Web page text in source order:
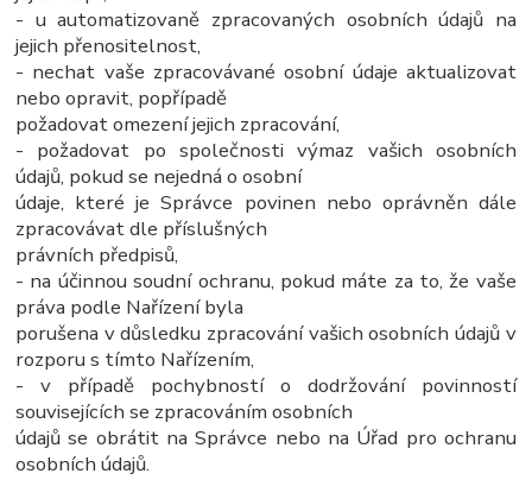
- u automatizovaně zpracovaných osobních údajů na
jejich přenositelnost,
- nechat vaše zpracovávané osobní údaje aktualizovat
nebo opravit, popřípadě
požadovat omezení jejich zpracování,
- požadovat po společnosti výmaz vašich osobních
údajů, pokud se nejedná o osobní
údaje, které je Správce povinen nebo oprávněn dále
zpracovávat dle příslušných
právních předpisů,
- na účinnou soudní ochranu, pokud máte za to, že vaše
práva podle Nařízení byla
porušena v důsledku zpracování vašich osobních údajů v
rozporu s tímto Nařízením,
- v případě pochybností o dodržování povinností
souvisejících se zpracováním osobních
údajů se obrátit na Správce nebo na Úřad pro ochranu
osobních údajů.